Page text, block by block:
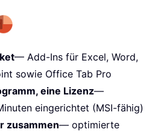
— Add-Ins für Excel, Word,
sowie Office Tab Pro
eine Lizenz—
eingerichtet (MSI-fähig)
zusammen— optimierte